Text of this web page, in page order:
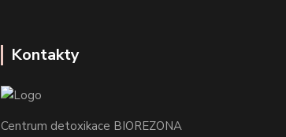
Kontakty
Centrum detoxikace BIOREZONA